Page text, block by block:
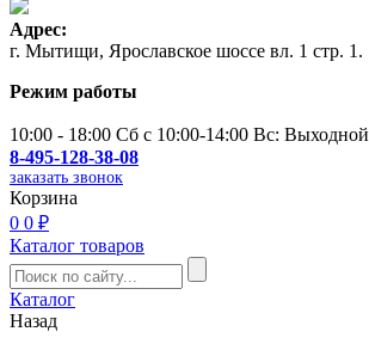
Адрес:
г. Мытищи, Ярославское шоссе вл. 1 стр. 1.
Режим работы
10:00 - 18:00 Сб с 10:00-14:00 Вс: Выходной
8-495-128-38-08
заказать звонок
Корзина
0 0 ₽
Каталог товаров
Каталог
Назад